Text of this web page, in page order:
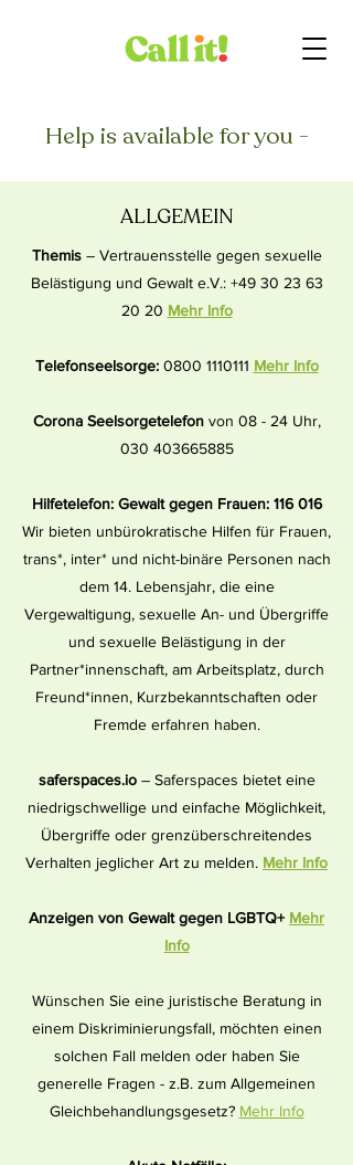
Help is available for you -
ALLGEMEIN
Themis– Vertrauensstelle gegen sexuelle
Belästigung und Gewalt e.V.: +49 30 23 63
20 20 Mehr Info
Telefonseelsorge: 0800 1110111 Mehr Info
Corona Seelsorgetelefonvon 08 - 24 Uhr,
030 403665885
Hilfetelefon: Gewalt gegen Frauen: 116 016
Wir bieten unbürokratische Hilfen für Frauen,
trans*, inter* und nicht-binäre Personen nach
dem 14. Lebensjahr, die eine
Vergewaltigung, sexuelle An- und Übergriffe
und sexuelle Belästigung in der
Partner*innenschaft, am Arbeitsplatz, durch
Freund*innen, Kurzbekanntschaften oder
Fremde erfahren haben.
saferspaces.io– Saferspaces bietet eine
niedrigschwellige und einfache Möglichkeit,
Übergriffe oder grenzüberschreitendes
Verhalten jeglicher Art zu melden. Mehr Info
Anzeigen von Gewalt gegen LGBTQ+ Mehr
Info
Wünschen Sie eine juristische Beratung in
einem Diskriminierungsfall, möchten einen
solchen Fall melden oder haben Sie
generelle Fragen - z.B. zum Allgemeinen
Gleichbehandlungsgesetz? Mehr Info